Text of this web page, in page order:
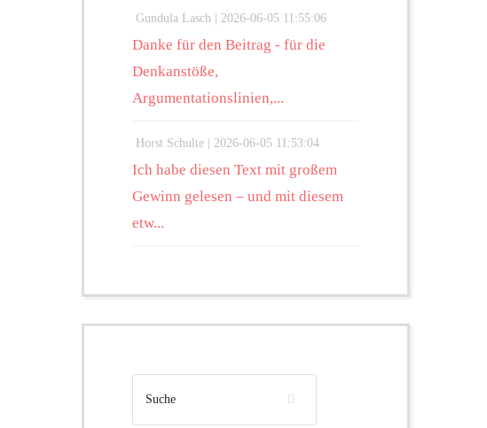
Gundula Lasch | 2026-06-05 11:55:06
Danke für den Beitrag - für die
Denkanstöße,
Argumentationslinien,...
Horst Schulte | 2026-06-05 11:53:04
Ich habe diesen Text mit großem
Gewinn gelesen – und mit diesem
etw...